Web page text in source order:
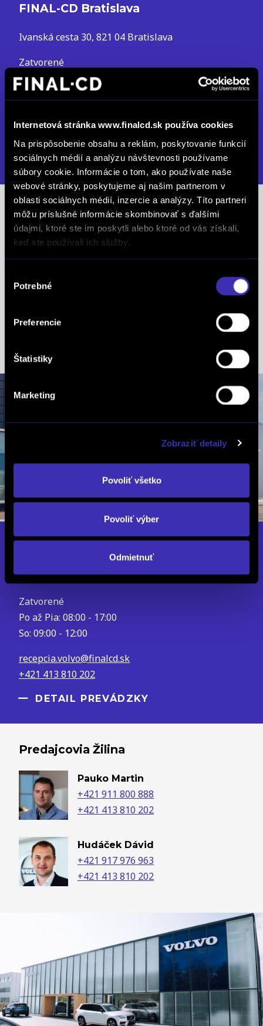
Internetová stránka www.finalcd.sk používa cookies
Na prispôsobenie obsahu a reklám, poskytovanie funkcií
sociálnych médií a analýzu návštevnosti používame
súbory cookie. Informácie o tom, ako používate naše
webové stránky, poskytujeme aj našim partnerom v
oblasti sociálnych médií, inzercie a analýzy. Títo partneri
môžu príslušné informácie skombinovať s ďalšími
údajmi, ktoré ste im poskytli alebo ktoré od vás získali,
keď ste používali ich služby.
súhlasu
Potrebné
Preferencie
Štatistiky
Marketing
Zobraziť detaily
Povoliť všetko
Povoliť výber
Odmietnuť
FINAL-CD Bratislava
Ivanská cesta 30, 821 04 Bratislava
Zatvorené
Po až Pia: 08:00 - 17:00
So: Zatvorené
predajba.volvo@finalcd.sk
DETAIL PREVÁDZKY
Predajcovia Bratislava
Krátky Martin
Dlhá 1148/95E, 010 09 Žilina
Zatvorené
Po až Pia: 08:00 - 17:00
So: 09:00 - 12:00
recepcia.volvo@finalcd.sk
+421 413 810 202
DETAIL PREVÁDZKY
Predajcovia Žilina
Pauko Martin
+421 911 800 888
+421 413 810 202
Hudáček Dávid
+421 917 976 963
+421 413 810 202